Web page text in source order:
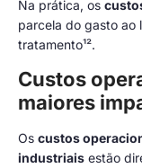
Na prática, os
parcela do gasto ao
tratamento¹².
Custos
maiores
Os custos
industriais estão